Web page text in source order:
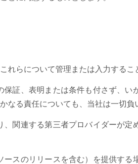
らについて管理または入力するこ
証、表明または条件も付さず、い
る責任についても、当社は一切負
関連する第三者プロバイダーが定
スのリリースを含む）を提供する